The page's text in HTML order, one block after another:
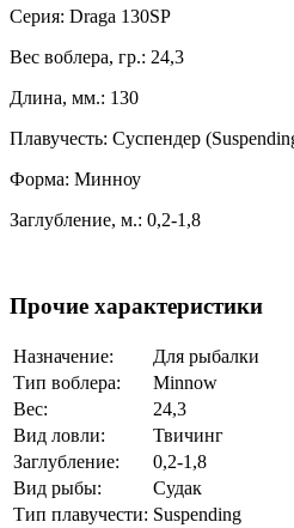
Серия: Draga 130SP
Вес воблера, гр.: 24,3
Длина, мм.: 130
Плавучесть: Суспендер
Форма: Минноу
Заглубление, м.: 0,2-1,8
Прочие характеристики
Назначение:
Для рыбалки
Тип воблера:
Minnow
Вес:
24,3
Вид ловли:
Твичинг
Заглубление:
0,2-1,8
Вид рыбы:
Судак
Тип плавучести: Suspending